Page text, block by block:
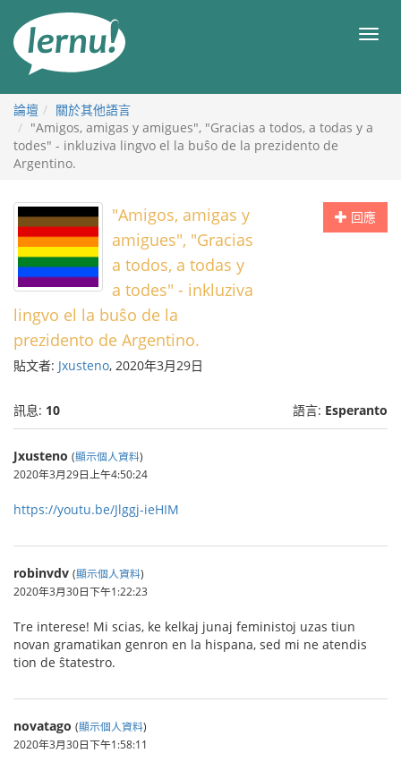
目
論壇
關於其他語言
"Amigos, amigas y amigues", "Gracias a todos, a todas y a
todes" - inkluziva lingvo el la buŝo de la prezidento de
Argentino.
回應
"Amigos, amigas y
amigues", "Gracias
a todos, a todas y
a todes" - inkluziva
lingvo el la buŝo de la
prezidento de Argentino.
貼文者: Jxusteno, 2020年3月29日
訊息: 10 語言: Esperanto
Jxusteno (顯示個人資料)
2020年3月29日上午4:50:24
https://youtu.be/Jlggj-ieHIM
robinvdv (顯示個人資料)
2020年3月30日下午1:22:23
Tre interese! Mi scias, ke kelkaj junaj feministoj uzas tiun
novan gramatikan genron en la hispana, sed mi ne atendis
tion de ŝtatestro.
novatago (顯示個人資料)
2020年3月30日下午1:58:11